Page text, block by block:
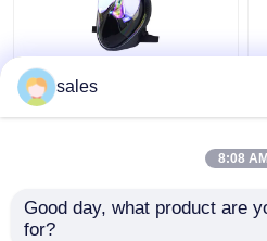
Kacamata Wajah Penuh
Silikon 180 Derajat
sales
8:08 AM
Good day, what product are
for?